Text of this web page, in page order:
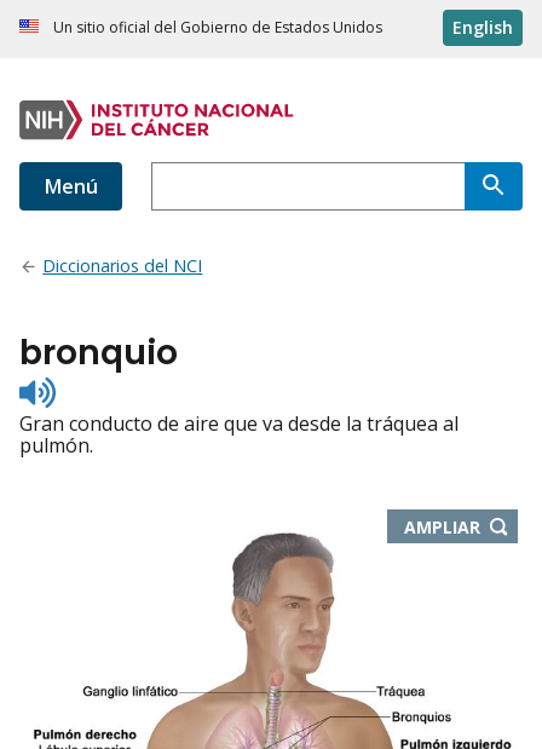
Un sitio oficial del Gobierno de Estados Unidos English
Menú
Diccionarios del NCI
bronquio
Listen
to
pronunciation
Gran conducto de aire que va desde la tráquea al
pulmón.
AMPLIAR-
ABRE